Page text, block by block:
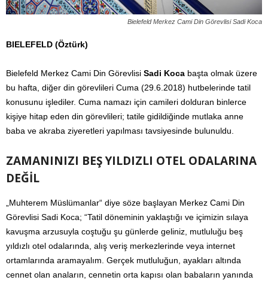
Bielefeld Merkez Cami Din Görevlisi Sadi Koca
BIELEFELD (Öztürk)
Bielefeld Merkez Cami Din Görevlisi Sadi Koca başta olmak üzere
bu hafta, diğer din görevlileri Cuma (29.6.2018) hutbelerinde tatil
konusunu işlediler. Cuma namazı için camileri dolduran binlerce
kişiye hitap eden din görevlileri; tatile gidildiğinde mutlaka anne
baba ve akraba ziyeretleri yapılması tavsiyesinde bulunuldu.
ZAMANINIZI BEŞ YILDIZLI OTEL ODALARINA
DEĞİL
„Muhterem Müslümanlar“ diye söze başlayan Merkez Cami Din
Görevlisi Sadi Koca; “Tatil döneminin yaklaştığı ve içimizin sılaya
kavuşma arzusuyla coştuğu şu günlerde geliniz, mutluluğu beş
yıldızlı otel odalarında, alış veriş merkezlerinde veya internet
ortamlarında aramayalım. Gerçek mutluluğun, ayakları altında
cennet olan anaların, cennetin orta kapısı olan babaların yanında